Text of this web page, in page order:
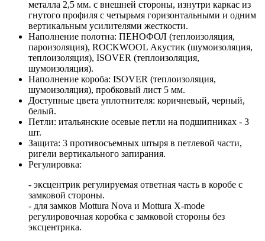
металла 2,5 мм. с внешней стороны, изнутри каркас из
гнутого профиля с четырьмя горизонтальными и одним
вертикальным усилителями жесткости.
Наполнение полотна: ПЕНОФОЛ (теплоизоляция,
пароизоляция), ROCKWOOL Акустик (шумоизоляция,
теплоизоляция), ISOVER (теплоизоляция,
шумоизоляция).
Наполнение короба: ISOVER (теплоизоляция,
шумоизоляция), пробковый лист 5 мм.
Доступные цвета уплотнителя: коричневый, черный,
белый.
Петли: итальянские осевые петли на подшипниках - 3
шт.
Защита: 3 противосъемных штыря в петлевой части,
ригели вертикального запирания.
Регулировка:
- эксцентрик регулируемая ответная часть в коробе с
замковой стороны.
- для замков Mottura Nova и Mottura X-mode
регулировочная коробка с замковой стороны без
эксцентрика.